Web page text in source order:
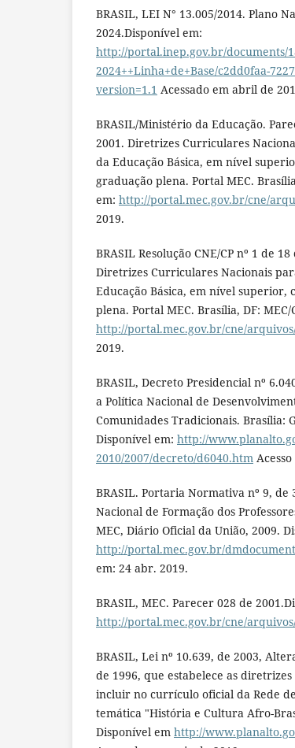
BRASIL, LEI N° 13.005/2014. Plano
2024.Disponível em:
http://portal.inep.gov.br/documents/
2024++Linha+de+Base/c2dd0faa-
version=1.1 Acessado em abril de
BRASIL/Ministério da Educação.
2001. Diretrizes Curriculares
da Educação Básica, em nível
graduação plena. Portal MEC.
em: http://portal.mec.gov.br/cne/
2019.
BRASIL Resolução CNE/CP nº 1 de
Diretrizes Curriculares Nacionais
Educação Básica, em nível
plena. Portal MEC. Brasília, DF: MEC/
http://portal.mec.gov.br/cne/
2019.
BRASIL, Decreto Presidencial nº
a Política Nacional de
Comunidades Tradicionais. Brasília:
Disponível em: http://
2010/2007/decreto/d6040.htm
BRASIL. Portaria Normativa nº 9,
Nacional de Formação dos
MEC, Diário Oficial da União, 2009.
http://portal.mec.gov.br/
em: 24 abr. 2019.
BRASIL, MEC. Parecer 028 de
http://portal.mec.gov.br/cne/
BRASIL, Lei nº 10.639, de 2003,
de 1996, que estabelece as
incluir no currículo oficial da Rede
temática "História e Cultura Afro-
Disponível em http://